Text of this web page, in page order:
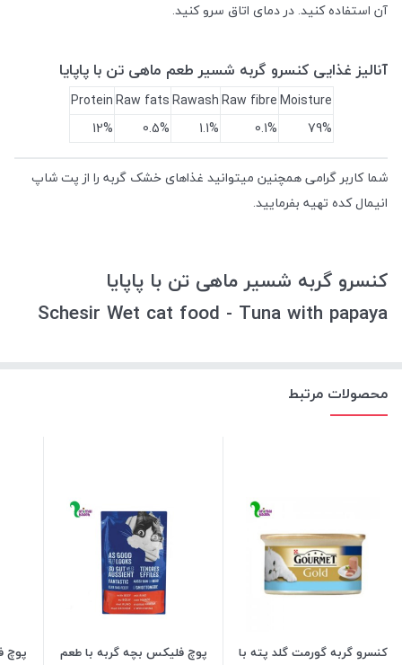
آن استفاده کنید. در دمای اتاق سرو کنید.
آنالیز غذایی کنسرو گربه شسیر طعم ماهی تن با پاپایا
Moisture
Raw fibre
Rawash
Raw fats
Protein
79%
0.1%
1.1%
0.5%
12%
شما کاربر گرامی همچنین میتوانید غذاهای خشک گربه را از پت شاپ
انیمال کده تهیه بفرمایید.
کنسرو گربه شسیر ماهی تن با پاپایا
Schesir Wet cat food - Tuna with papaya
محصولات مرتبط
کنسرو گربه گورمت گلد پته با
پوچ فلیکس بچه گربه با طعم
پوچ